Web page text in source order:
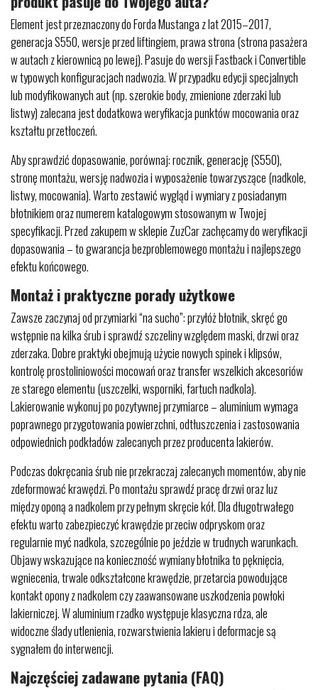
Element jest przeznaczony do Forda Mustanga z lat 2015–2017,
generacja S550, wersje przed liftingiem, prawa strona (strona pasażera
w autach z kierownicą po lewej). Pasuje do wersji Fastback i Convertible
w typowych konfiguracjach nadwozia. W przypadku edycji specjalnych
lub modyfikowanych aut (np. szerokie body, zmienione zderzaki lub
listwy) zalecana jest dodatkowa weryfikacja punktów mocowania oraz
kształtu przetłoczeń.
Aby sprawdzić dopasowanie, porównaj: rocznik, generację (S550),
stronę montażu, wersję nadwozia i wyposażenie towarzyszące (nadkole,
listwy, mocowania). Warto zestawić wygląd i wymiary z posiadanym
błotnikiem oraz numerem katalogowym stosowanym w Twojej
specyfikacji. Przed zakupem w sklepie ZuzCar zachęcamy do weryfikacji
dopasowania – to gwarancja bezproblemowego montażu i najlepszego
efektu końcowego.
Montaż i praktyczne porady użytkowe
Zawsze zaczynaj od przymiarki “na sucho”: przyłóż błotnik, skręć go
wstępnie na kilka śrub i sprawdź szczeliny względem maski, drzwi oraz
zderzaka. Dobre praktyki obejmują użycie nowych spinek i klipsów,
kontrolę prostoliniowości mocowań oraz transfer wszelkich akcesoriów
ze starego elementu (uszczelki, wsporniki, fartuch nadkola).
Lakierowanie wykonuj po pozytywnej przymiarce – aluminium wymaga
poprawnego przygotowania powierzchni, odtłuszczenia i zastosowania
odpowiednich podkładów zalecanych przez producenta lakierów.
Podczas dokręcania śrub nie przekraczaj zalecanych momentów, aby nie
zdeformować krawędzi. Po montażu sprawdź pracę drzwi oraz luz
między oponą a nadkolem przy pełnym skręcie kół. Dla długotrwałego
efektu warto zabezpieczyć krawędzie przeciw odpryskom oraz
regularnie myć nadkola, szczególnie po jeździe w trudnych warunkach.
Objawy wskazujące na konieczność wymiany błotnika to pęknięcia,
wgniecenia, trwale odkształcone krawędzie, przetarcia powodujące
kontakt opony z nadkolem czy zaawansowane uszkodzenia powłoki
lakierniczej. W aluminium rzadko występuje klasyczna rdza, ale
widoczne ślady utlenienia, rozwarstwienia lakieru i deformacje są
sygnałem do interwencji.
Najczęściej zadawane pytania (FAQ)